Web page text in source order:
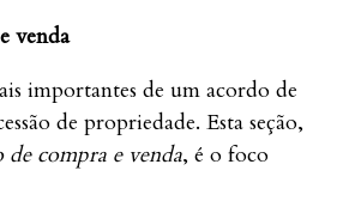
venda
importantes de um acordo de
de propriedade. Esta seção,
de compra e venda, é o foco